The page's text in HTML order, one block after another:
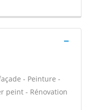
- Peinture -
peint - Rénovation